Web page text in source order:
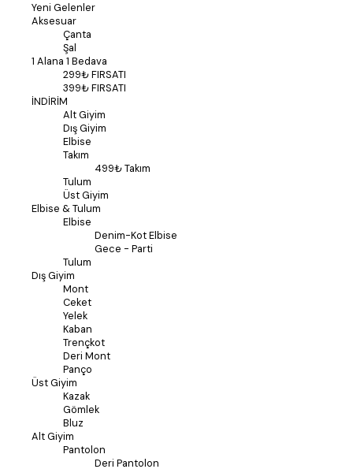
Yeni Gelenler
Aksesuar
Çanta
Şal
1 Alana 1 Bedava
299₺ FIRSATI
399₺ FIRSATI
İNDİRİM
Alt Giyim
Dış Giyim
Elbise
Takım
499₺ Takım
Tulum
Üst Giyim
Elbise & Tulum
Elbise
Denim-Kot Elbise
Gece - Parti
Tulum
Dış Giyim
Mont
Ceket
Yelek
Kaban
Trençkot
Deri Mont
Panço
Üst Giyim
Kazak
Gömlek
Bluz
Alt Giyim
Pantolon
Deri Pantolon